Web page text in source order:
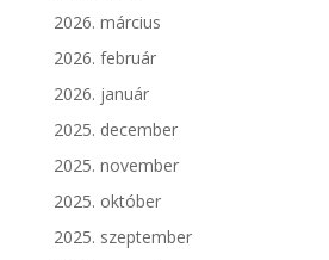
2026. március
2026. február
2026. január
2025. december
2025. november
2025. október
2025. szeptember